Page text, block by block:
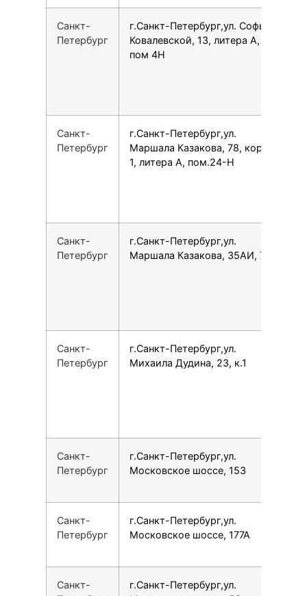
Санкт-
Петербург
г.Санкт-Петербург,ул. Софьи
Ковалевской, 13, литера А,
пом 4­Н
Санкт-
Петербург
г.Санкт-Петербург,ул.
Маршала Казакова, 78, корпус
1, литера А, пом.24-Н
Санкт-
Петербург
г.Санкт-Петербург,ул.
Маршала Казакова, 35АИ, 739
Санкт-
Петербург
г.Санкт-Петербург,ул.
Михаила Дудина, 23, к.1
Санкт-
Петербург
г.Санкт-Петербург,ул.
Московское шоссе, 153
Санкт-
Петербург
г.Санкт-Петербург,ул.
Московское шоссе, 177А
Санкт-
г.Санкт-Петербург,ул.